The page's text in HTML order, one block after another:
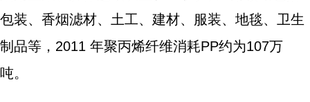
包装、香烟滤材、土工、建材、服装、地毯、卫生
制品等，2011 年聚丙烯纤维消耗PP约为107万
吨。